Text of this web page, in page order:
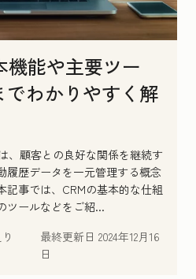
機能や主要ツー
わかりやすく解
、顧客との良好な関係を継続す
履歴データを一元管理する概念
記事では、CRMの基本的な仕組
ツールなどをご紹...
最終更新日 2024年12月16
日